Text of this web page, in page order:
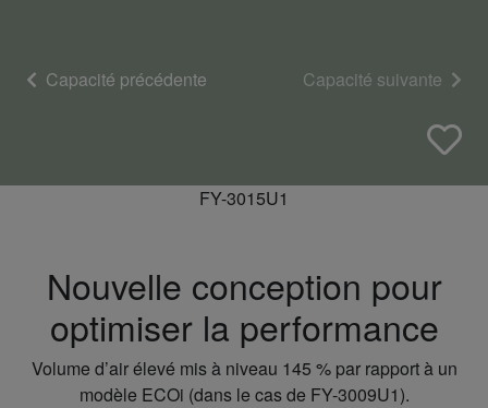
Capacité précédente Capacité suivante
FY-3015U1
Nouvelle conception pour
optimiser la performance
Volume d’air élevé mis à niveau 145 % par rapport à un
modèle ECOi (dans le cas de FY-3009U1).